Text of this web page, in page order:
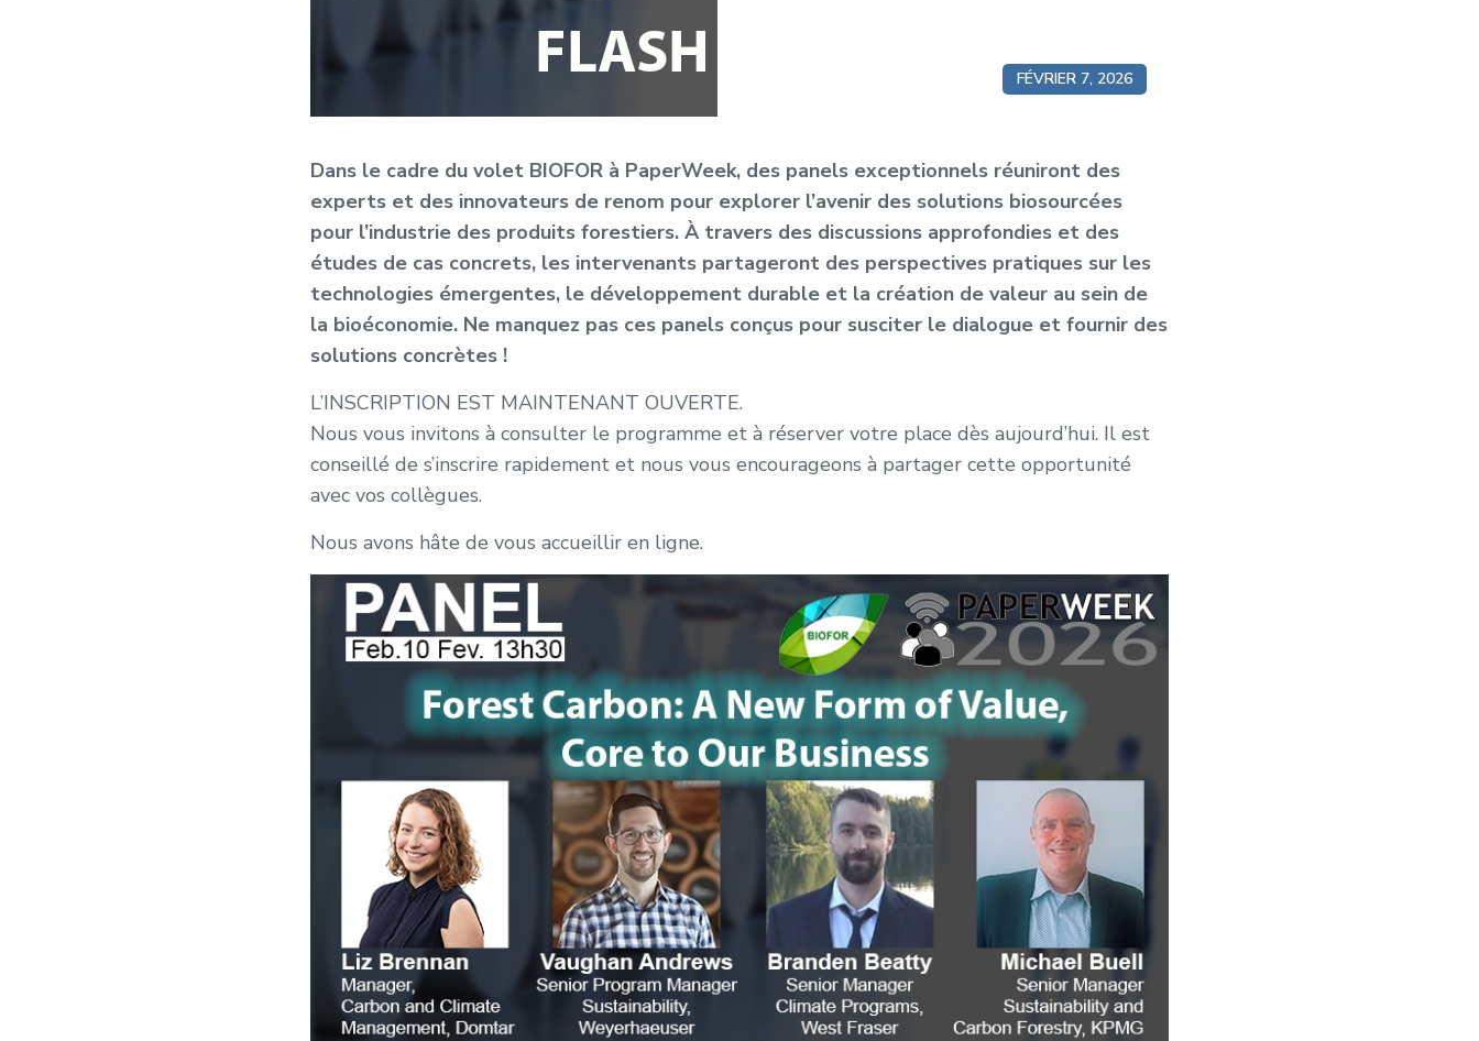
FÉVRIER 7, 2026
Dans le cadre du volet BIOFOR à PaperWeek, des panels exceptionnels réuniront des
experts et des innovateurs de renom pour explorer l’avenir des solutions biosourcées
pour l’industrie des produits forestiers. À travers des discussions approfondies et des
études de cas concrets, les intervenants partageront des perspectives pratiques sur les
technologies émergentes, le développement durable et la création de valeur au sein de
la bioéconomie. Ne manquez pas ces panels conçus pour susciter le dialogue et fournir des
solutions concrètes !
L’INSCRIPTION EST MAINTENANT OUVERTE.
Nous vous invitons à consulter le programme et à réserver votre place dès aujourd’hui. Il est
conseillé de s’inscrire rapidement et nous vous encourageons à partager cette opportunité
avec vos collègues.
Nous avons hâte de vous accueillir en ligne.